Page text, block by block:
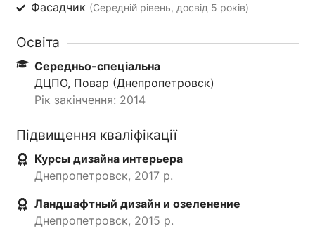
Фасадчик (Середній рівень, досвід 5 років)
Освіта
Середньо-спеціальна
ДЦПО, Повар (Днепропетровск)
Рік закінчення: 2014
Підвищення кваліфікації
Курсы дизайна интерьера
Днепропетровск, 2017 р.
Ландшафтный дизайн и озеленение
Днепропетровск, 2015 р.